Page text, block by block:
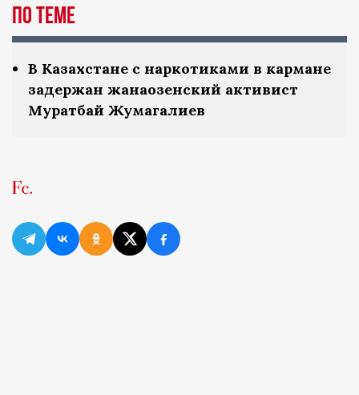
По теме
В Казахстане с наркотиками в кармане
задержан жанаозенский активист
Муратбай Жумагалиев